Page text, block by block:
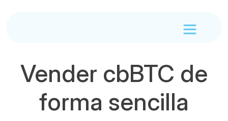
Vender cbBTC de
forma sencilla